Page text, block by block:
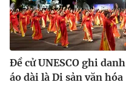
Đề cử UNESCO ghi danh
áo dài là Di sản văn hóa